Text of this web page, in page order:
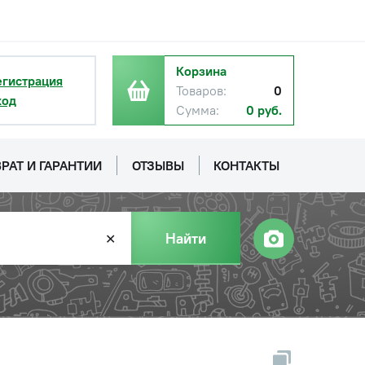
Корзина
Товаров:
0
Сумма:
0 руб.
И ГАРАНТИИ ОТЗЫВЫ КОНТАКТЫ
✕ Найти